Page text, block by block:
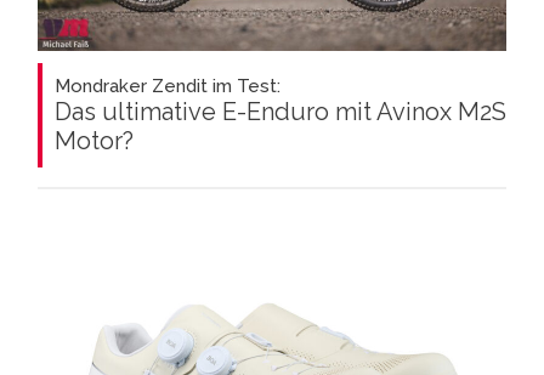
Mondraker Zendit im Test:
Das ultimative E-Enduro mit Avinox M2S
Motor?